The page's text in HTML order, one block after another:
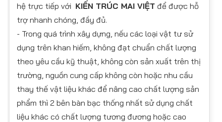
hệ trực tiếp với KIẾN TRÚC MAI VIỆT để được hỗ
trợ nhanh chóng, đầy đủ.
- Trong quá trình xây dựng, nếu các loại vật tư sử
dụng trên khan hiếm, không đạt chuẩn chất lượng
theo yêu cầu kỹ thuật, không còn sản xuất trên thị
trường, nguồn cung cấp không còn hoặc nhu cầu
thay thế vật liệu khác để nâng cao chất lượng sản
phẩm thì 2 bên bàn bạc thống nhất sử dụng chất
liệu khác có chất lượng tương đương hoặc cao